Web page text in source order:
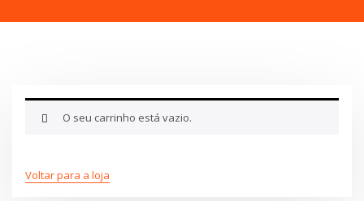
O seu carrinho está vazio.
Voltar para a loja